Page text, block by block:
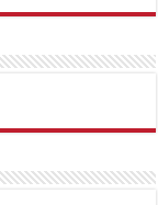
MatadorbetMariobet